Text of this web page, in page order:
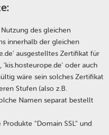
:
des gleichen
innerhalb der gleichen
ausgestelltes Zertifikat für
'kis.hosteurope.de' oder auch
wäre sein solches Zertifikat
Stufen (also z.B.
Namen separat bestellt
"Domain SSL" und